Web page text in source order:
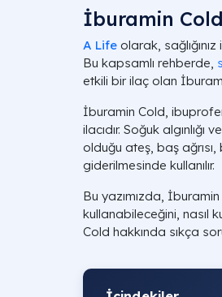
İburamin Cold
A Life olarak,
Bu kapsamlı rehberde,
etkili bir ilaç olan
İburamin Cold,
ilacıdır. Soğuk
olduğu ateş, baş ağrısı,
giderilmesinde kullanılır.
Bu yazımızda,
kullanabileceğini, nasıl
Cold hakkında sıkça